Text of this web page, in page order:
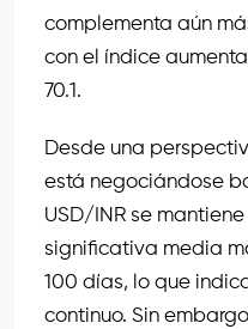
complementa aún
con el índice
70.1.
Desde una
está negociándose
USD/INR se
significativa media
100 días, lo que
continuo. Sin